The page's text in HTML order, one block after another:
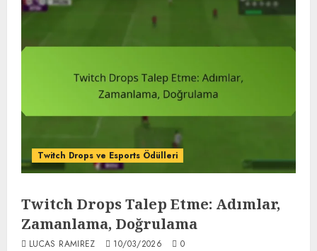
Twitch Drops ve Esports Ödülleri
Twitch Drops Talep Etme: Adımlar,
Zamanlama, Doğrulama
LUCAS RAMIREZ 10/03/2026 0